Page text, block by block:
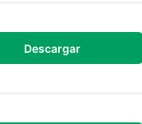
Descargar